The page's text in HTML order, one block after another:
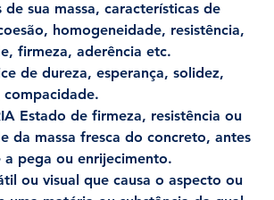
de sua massa, características de
homogeneidade, resistência,
firmeza, aderência etc.
de dureza, esperança, solidez,
compacidade.
Estado de firmeza, resistência ou
da massa fresca do concreto, antes
a pega ou enrijecimento.
ou visual que causa o aspecto ou